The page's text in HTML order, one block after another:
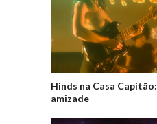
Hinds na Casa
amizade